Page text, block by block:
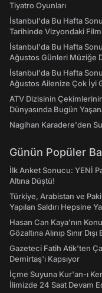
Tiyatro Oyunları
İstanbul'da Bu Hafta
Tarihinde Vizyondaki
İstanbul'da Bu Hafta
Ağustos Günleri Müziğe
İstanbul'da Bu Hafta
Ağustos Ailenize Çok İyi
ATV Dizisinin
Dünyasında Bugün
Nagihan Karadere'den
Günün Popüler
İlk Anket Sonucu: YENİ
Altına Düştü!
Türkiye, Arabistan ve
Yapılan Saldırı Hepsine
Hasan Can Kaya’nın
Gözaltına Alınıp Sınır Dışı
Gazeteci Fatih Atik'ten
Demirtaş'ı Kapsıyor
İçme Suyuna Kur'an-ı
İlimizde 24 Saat Devam